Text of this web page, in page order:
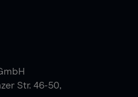
Str. 46-50,